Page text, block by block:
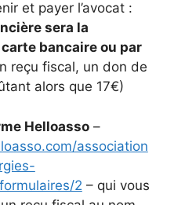
et payer l’avocat :
sera la
bancaire ou par
reçu fiscal, un don de
alors que 17€)
Helloasso–
association
2 – qui vous